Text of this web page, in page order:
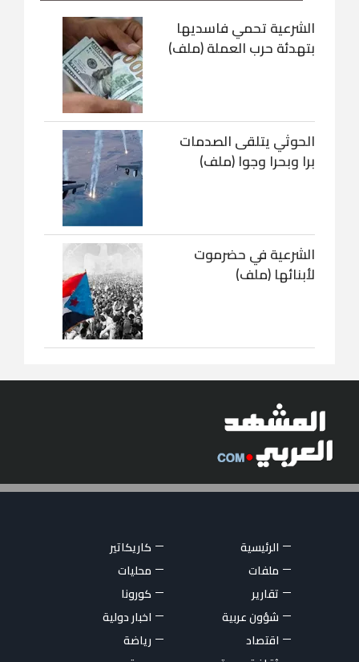
الشرعية تحمي فاسديها
بتهدئة حرب العملة (ملف)
الحوثي يتلقى الصدمات
برا وبحرا وجوا (ملف)
الشرعية في حضرموت
لأبنائها (ملف)
الرئيسية
كاريكاتير
ملفات
محليات
تقارير
كورونا
شؤون عربية
اخبار دولية
اقتصاد
رياضة